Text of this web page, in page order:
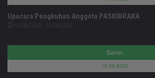
Upacara Pengkuhan Anggota PASKIBRAKA
Senin
15-08-2022